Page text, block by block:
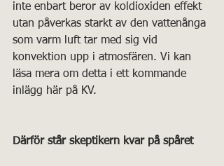
inte enbart beror av koldioxiden effekt
utan påverkas starkt av den vattenånga
som varm luft tar med sig vid
konvektion upp i atmosfären. Vi kan
läsa mera om detta i ett kommande
inlägg här på KV.
Därför står skeptikern kvar på spåret